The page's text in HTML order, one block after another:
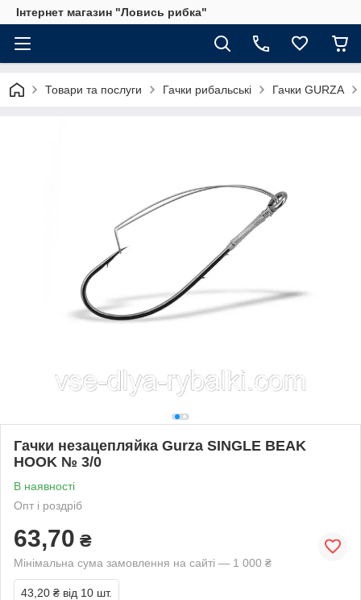
Інтернет магазин "Ловись рибка"
Товари та послуги Гачки рибальські Гачки GURZA
Гачки незацепляйка Gurza SINGLE BEAK
HOOK № 3/0
В наявності
Опт і роздріб
63,70 ₴
Мінімальна сума замовлення на сайті — 1 000 ₴
43,20 ₴ від 10 шт.